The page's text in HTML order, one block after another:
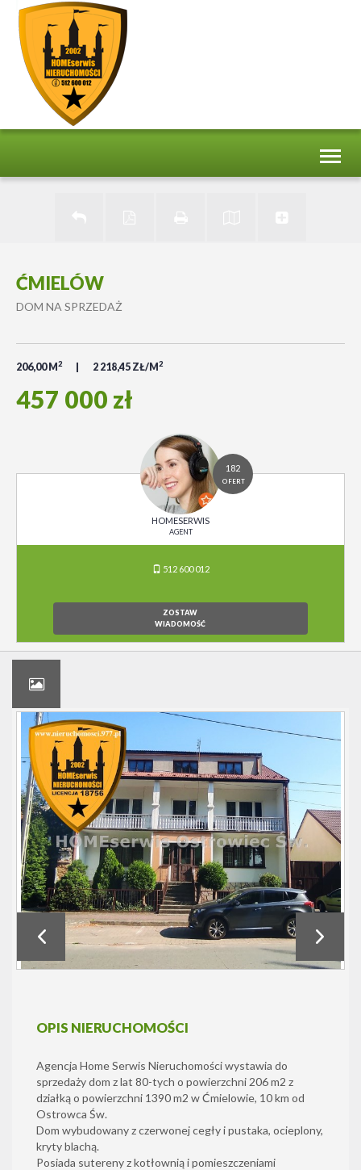
ĆMIELÓW
DOM NA SPRZEDAŻ
206,00 M 2 2 218,45 ZŁ/M 2
457 000 zł
182
OFERT
HOMESERWIS
AGENT
512 600 012
ZOSTAW
WIADOMOŚĆ
OPIS NIERUCHOMOŚCI
Agencja Home Serwis Nieruchomości wystawia do
sprzedaży dom z lat 80-tych o powierzchni 206 m2 z
działką o powierzchni 1390 m2 w Ćmielowie, 10 km od
Ostrowca Św.
Dom wybudowany z czerwonej cegły i pustaka, ocieplony,
kryty blachą.
Posiada sutereny z kotłownią i pomieszczeniami